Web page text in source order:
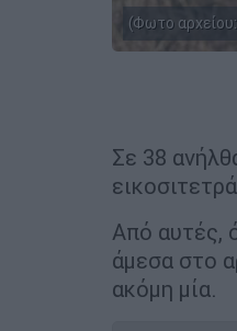
(Φωτο
Σε 38
Από αυτές,
άμεσα στο
ακόμη μία.